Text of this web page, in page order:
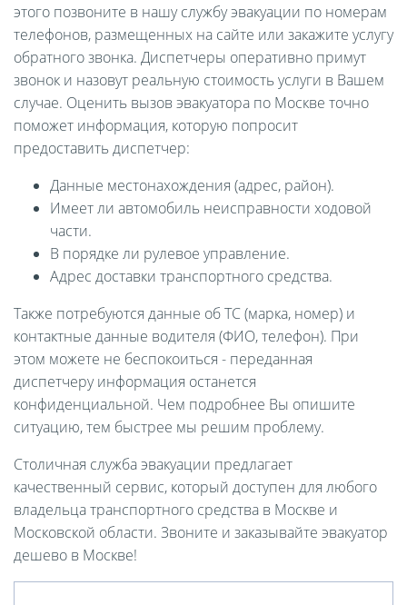
этого позвоните в нашу службу эвакуации по номерам
телефонов, размещенных на сайте или закажите услугу
обратного звонка. Диспетчеры оперативно примут
звонок и назовут реальную стоимость услуги в Вашем
случае. Оценить вызов эвакуатора по Москве точно
поможет информация, которую попросит
предоставить диспетчер:
Данные местонахождения (адрес, район).
Имеет ли автомобиль неисправности ходовой
части.
В порядке ли рулевое управление.
Адрес доставки транспортного средства.
Также потребуются данные об ТС (марка, номер) и
контактные данные водителя (ФИО, телефон). При
этом можете не беспокоиться - переданная
диспетчеру информация останется
конфиденциальной. Чем подробнее Вы опишите
ситуацию, тем быстрее мы решим проблему.
Столичная служба эвакуации предлагает
качественный сервис, который доступен для любого
владельца транспортного средства в Москве и
Московской области. Звоните и заказывайте эвакуатор
дешево в Москве!